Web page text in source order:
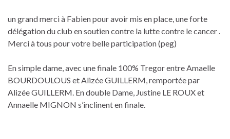
un grand merci à Fabien pour avoir mis en place, une forte
délégation du club en soutien contre la lutte contre le cancer .
Merci à tous pour votre belle participation (peg)
En simple dame, avec une finale 100% Tregor entre Amaelle
BOURDOULOUS et Alizée GUILLERM, remportée par
Alizée GUILLERM. En double Dame, Justine LE ROUX et
Annaelle MIGNON s’inclinent en finale.